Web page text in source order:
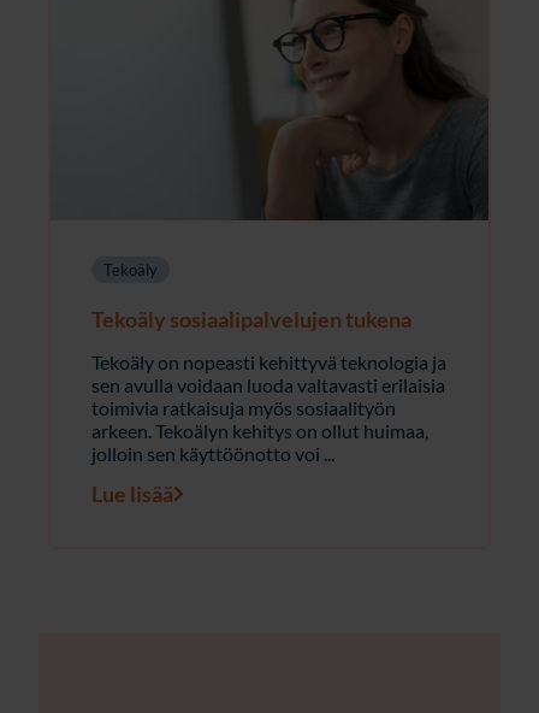
Tekoäly
Tekoäly sosiaalipalvelujen tukena
Tekoäly on nopeasti kehittyvä teknologia ja
sen avulla voidaan luoda valtavasti erilaisia
toimivia ratkaisuja myös sosiaalityön
arkeen. Tekoälyn kehitys on ollut huimaa,
jolloin sen käyttöönotto voi ...
Lue lisää